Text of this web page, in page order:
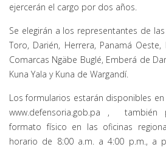
ejercerán el cargo por dos años.
Se elegirán a los representantes de
Toro, Darién, Herrera, Panamá
Comarcas Ngäbe Buglé, Emberá de
Kuna Yala y Kuna de Wargandí.
Los formularios estarán disponibles
www.defensoria.gob.pa , también
formato físico en las oficinas
horario de 8:00 a.m. a 4:00 p.m., a